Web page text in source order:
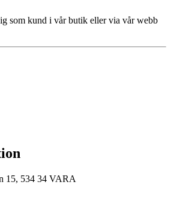
som kund i vår butik eller via vår webb
15, 534 34 VARA